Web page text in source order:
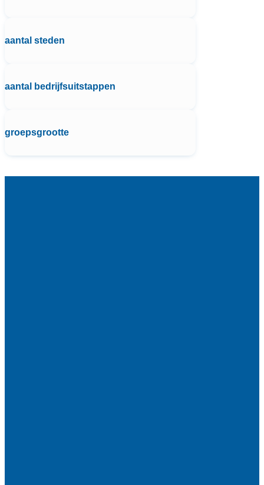
aantal steden
aantal bedrijfsuitstappen
groepsgrootte